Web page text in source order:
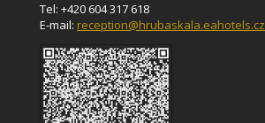
Tel: +420 604 317 618
E-mail: reception@hrubaskala.eahotels.cz